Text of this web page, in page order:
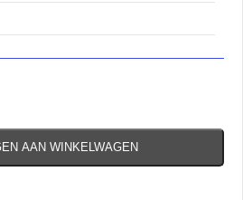
AAN WINKELWAGEN